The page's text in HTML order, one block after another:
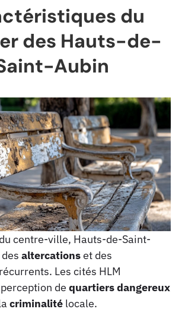
du
des Hauts-de-
Aubin
centre-ville, Hauts-de-Saint-
altercationset des
récurrents. Les cités HLM
de quartiers dangereux
criminalité locale.